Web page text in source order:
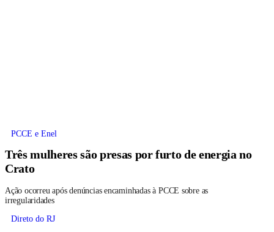
PCCE e Enel
Três mulheres são presas por furto de energia no
Crato
Ação ocorreu após denúncias encaminhadas à PCCE sobre as
irregularidades
Direto do RJ